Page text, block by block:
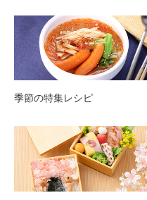
季節の特集レシピ